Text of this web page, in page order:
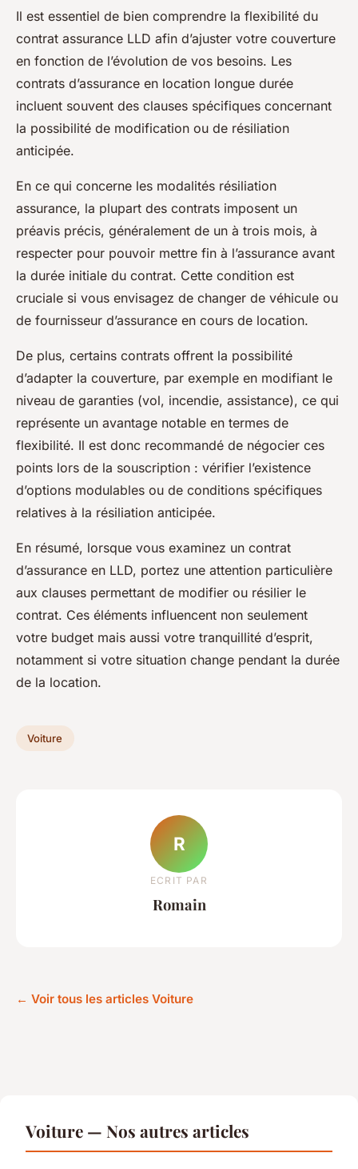
Il est essentiel de bien comprendre la flexibilité du
contrat assurance LLD afin d’ajuster votre couverture
en fonction de l’évolution de vos besoins. Les
contrats d’assurance en location longue durée
incluent souvent des clauses spécifiques concernant
la possibilité de modification ou de résiliation
anticipée.
En ce qui concerne les modalités résiliation
assurance, la plupart des contrats imposent un
préavis précis, généralement de un à trois mois, à
respecter pour pouvoir mettre fin à l’assurance avant
la durée initiale du contrat. Cette condition est
cruciale si vous envisagez de changer de véhicule ou
de fournisseur d’assurance en cours de location.
De plus, certains contrats offrent la possibilité
d’adapter la couverture, par exemple en modifiant le
niveau de garanties (vol, incendie, assistance), ce qui
représente un avantage notable en termes de
flexibilité. Il est donc recommandé de négocier ces
points lors de la souscription : vérifier l’existence
d’options modulables ou de conditions spécifiques
relatives à la résiliation anticipée.
En résumé, lorsque vous examinez un contrat
d’assurance en LLD, portez une attention particulière
aux clauses permettant de modifier ou résilier le
contrat. Ces éléments influencent non seulement
votre budget mais aussi votre tranquillité d’esprit,
notamment si votre situation change pendant la durée
de la location.
Voiture
R
ECRIT PAR
Romain
← Voir tous les articles Voiture
Voiture — Nos autres articles